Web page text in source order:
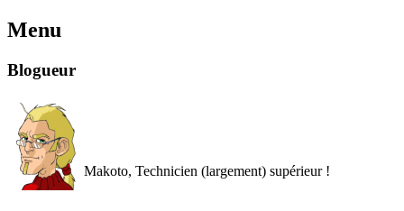
Menu
Blogueur
Makoto, Technicien (largement) supérieur !